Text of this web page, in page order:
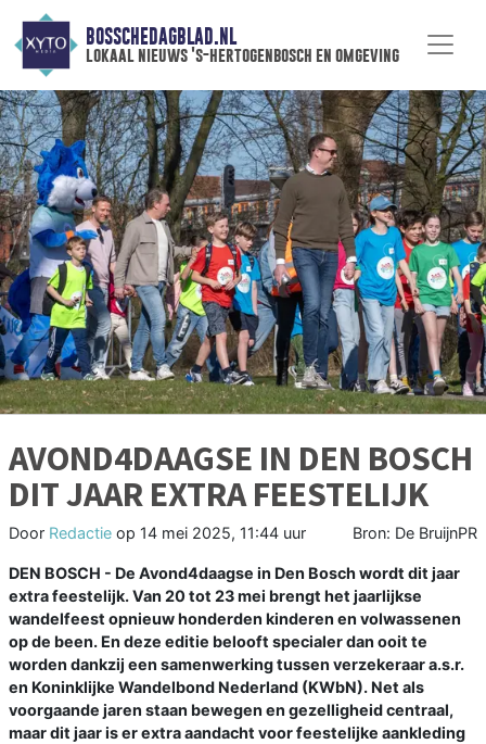
BOSSCHEDAGBLAD.NL
lokaal nieuws 's-hertogenbosch en omgeving
AVOND4DAAGSE IN DEN BOSCH
DIT JAAR EXTRA FEESTELIJK
Door Redactie op 14 mei 2025, 11:44 uur Bron: De BruijnPR
DEN BOSCH - De Avond4daagse in Den Bosch wordt dit jaar
extra feestelijk. Van 20 tot 23 mei brengt het jaarlijkse
wandelfeest opnieuw honderden kinderen en volwassenen
op de been. En deze editie belooft specialer dan ooit te
worden dankzij een samenwerking tussen verzekeraar a.s.r.
en Koninklijke Wandelbond Nederland (KWbN). Net als
voorgaande jaren staan bewegen en gezelligheid centraal,
maar dit jaar is er extra aandacht voor feestelijke aankleding